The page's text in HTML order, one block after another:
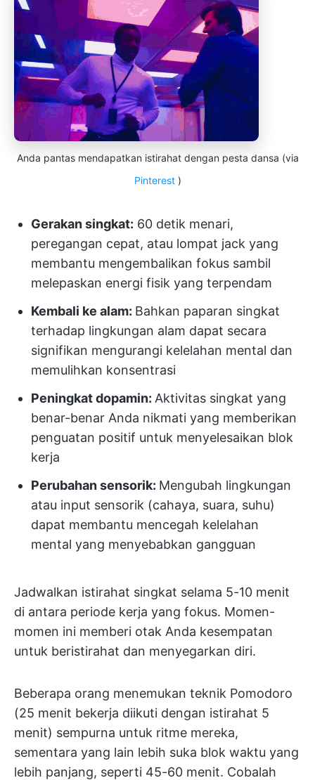
Anda pantas mendapatkan istirahat dengan pesta dansa (via
Pinterest)
Gerakan singkat: 60 detik menari,
peregangan cepat, atau lompat jack yang
membantu mengembalikan fokus sambil
melepaskan energi fisik yang terpendam
Kembali ke alam: Bahkan paparan singkat
terhadap lingkungan alam dapat secara
signifikan mengurangi kelelahan mental dan
memulihkan konsentrasi
Peningkat dopamin: Aktivitas singkat yang
benar-benar Anda nikmati yang memberikan
penguatan positif untuk menyelesaikan blok
kerja
Perubahan sensorik: Mengubah lingkungan
atau input sensorik (cahaya, suara, suhu)
dapat membantu mencegah kelelahan
mental yang menyebabkan gangguan
Jadwalkan istirahat singkat selama 5-10 menit
di antara periode kerja yang fokus. Momen-
momen ini memberi otak Anda kesempatan
untuk beristirahat dan menyegarkan diri.
Beberapa orang menemukan teknik Pomodoro
(25 menit bekerja diikuti dengan istirahat 5
menit) sempurna untuk ritme mereka,
sementara yang lain lebih suka blok waktu yang
lebih panjang, seperti 45-60 menit. Cobalah